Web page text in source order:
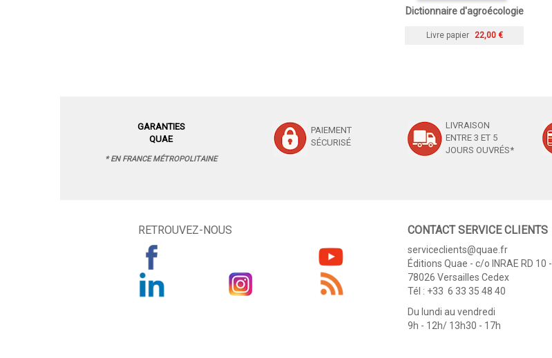
Dictionnaire d'agroécologie
Livre papier 22,00 €
GARANTIES
QUAE
* EN FRANCE MÉTROPOLITAINE
PAIEMENT
SÉCURISÉ
LIVRAISON
ENTRE 3 ET 5
JOURS OUVRÉS*
RETROUVEZ-NOUS CONTACT SERVICE CLIENTS
serviceclients@quae.fr
Éditions Quae - c/o INRAE RD 10 -
78026 Versailles Cedex
Tél : +33 6 33 35 48 40
Du lundi au vendredi
9h - 12h/ 13h30 - 17h